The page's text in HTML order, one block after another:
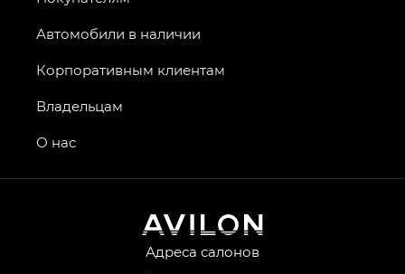
Адреса салонов
Автомобили в наличии
Корпоративным клиентам
Владельцам
О нас